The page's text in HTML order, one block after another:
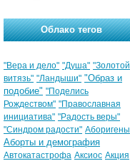
Облако тегов
"Вера и дело" "Душа" "Золотой
витязь" "Ландыши" "Образ и
подобие" "Поделись
Рождеством" "Православная
инициатива" "Радость веры"
"Синдром радости" Аборигены
Аборты и демография
Автокатастрофа Аксиос Акция